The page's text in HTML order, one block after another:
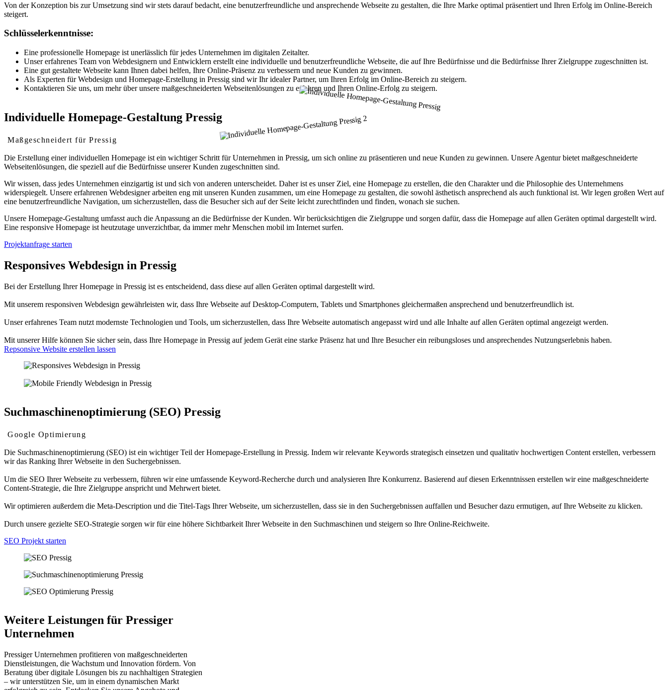
Von der Konzeption bis zur Umsetzung sind wir stets darauf bedacht, eine benutzerfreundliche und ansprechende Webseite zu gestalten, die Ihre Marke optimal präsentiert und Ihren Erfolg im Online-Bereich
steigert.
Schlüsselerkenntnisse:
Eine professionelle Homepage ist unerlässlich für jedes Unternehmen im digitalen Zeitalter.
Unser erfahrenes Team von Webdesignern und Entwicklern erstellt eine individuelle und benutzerfreundliche Webseite, die auf Ihre Bedürfnisse und die Bedürfnisse Ihrer Zielgruppe zugeschnitten ist.
Eine gut gestaltete Webseite kann Ihnen dabei helfen, Ihre Online-Präsenz zu verbessern und neue Kunden zu gewinnen.
Als Experten für Webdesign und Homepage-Erstellung in Pressig sind wir Ihr idealer Partner, um Ihren Erfolg im Online-Bereich zu steigern.
Kontaktieren Sie uns, um mehr über unsere maßgeschneiderten Webseitenlösungen zu erfahren und Ihren Online-Erfolg zu steigern.
Individuelle Homepage-Gestaltung Pressig
Maßgeschneidert für Pressig
Die Erstellung einer individuellen Homepage ist ein wichtiger Schritt für Unternehmen in Pressig, um sich online zu präsentieren und neue Kunden zu gewinnen. Unsere Agentur bietet maßgeschneiderte
Webseitenlösungen, die speziell auf die Bedürfnisse unserer Kunden zugeschnitten sind.
Wir wissen, dass jedes Unternehmen einzigartig ist und sich von anderen unterscheidet. Daher ist es unser Ziel, eine Homepage zu erstellen, die den Charakter und die Philosophie des Unternehmens
widerspiegelt. Unsere erfahrenen Webdesigner arbeiten eng mit unseren Kunden zusammen, um eine Homepage zu gestalten, die sowohl ästhetisch ansprechend als auch funktional ist. Wir legen großen Wert auf
eine benutzerfreundliche Navigation, um sicherzustellen, dass die Besucher sich auf der Seite leicht zurechtfinden und finden, wonach sie suchen.
Unsere Homepage-Gestaltung umfasst auch die Anpassung an die Bedürfnisse der Kunden. Wir berücksichtigen die Zielgruppe und sorgen dafür, dass die Homepage auf allen Geräten optimal dargestellt wird.
Eine responsive Homepage ist heutzutage unverzichtbar, da immer mehr Menschen mobil im Internet surfen.
Projektanfrage starten
Responsives Webdesign in Pressig
Bei der Erstellung Ihrer Homepage in Pressig ist es entscheidend, dass diese auf allen Geräten optimal dargestellt wird.
Mit unserem responsiven Webdesign gewährleisten wir, dass Ihre Webseite auf Desktop-Computern, Tablets und Smartphones gleichermaßen ansprechend und benutzerfreundlich ist.
Unser erfahrenes Team nutzt modernste Technologien und Tools, um sicherzustellen, dass Ihre Webseite automatisch angepasst wird und alle Inhalte auf allen Geräten optimal angezeigt werden.
Mit unserer Hilfe können Sie sicher sein, dass Ihre Homepage in Pressig auf jedem Gerät eine starke Präsenz hat und Ihre Besucher ein reibungsloses und ansprechendes Nutzungserlebnis haben.
Repsonsive Website erstellen lassen
Suchmaschinenoptimierung (SEO) Pressig
Google Optimierung
Die Suchmaschinenoptimierung (SEO) ist ein wichtiger Teil der Homepage-Erstellung in Pressig. Indem wir relevante Keywords strategisch einsetzen und qualitativ hochwertigen Content erstellen, verbessern
wir das Ranking Ihrer Webseite in den Suchergebnissen.
Um die SEO Ihrer Webseite zu verbessern, führen wir eine umfassende Keyword-Recherche durch und analysieren Ihre Konkurrenz. Basierend auf diesen Erkenntnissen erstellen wir eine maßgeschneiderte
Content-Strategie, die Ihre Zielgruppe anspricht und Mehrwert bietet.
Wir optimieren außerdem die Meta-Description und die Titel-Tags Ihrer Webseite, um sicherzustellen, dass sie in den Suchergebnissen auffallen und Besucher dazu ermutigen, auf Ihre Webseite zu klicken.
Durch unsere gezielte SEO-Strategie sorgen wir für eine höhere Sichtbarkeit Ihrer Webseite in den Suchmaschinen und steigern so Ihre Online-Reichweite.
SEO Projekt starten
Weitere Leistungen für Pressiger
Unternehmen
Pressiger Unternehmen profitieren von maßgeschneiderten
Dienstleistungen, die Wachstum und Innovation fördern. Von
Beratung über digitale Lösungen bis zu nachhaltigen Strategien
– wir unterstützen Sie, um in einem dynamischen Markt